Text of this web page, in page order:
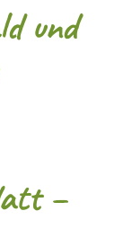
und
–